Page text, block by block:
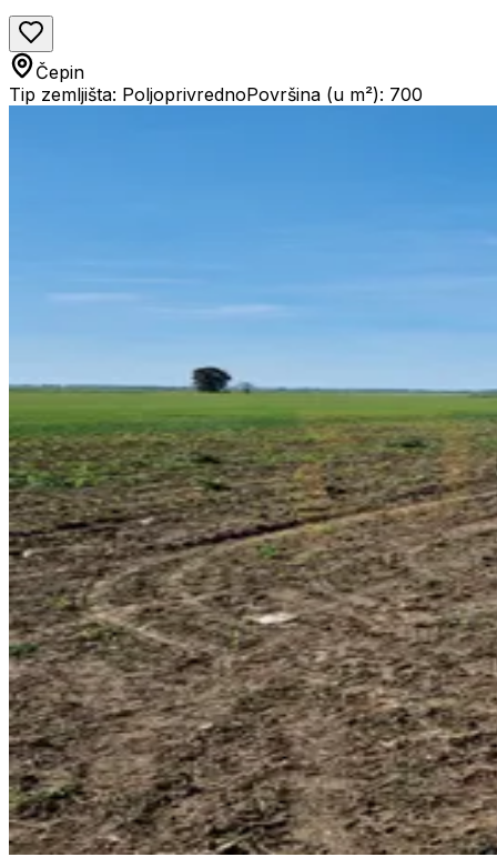
Čepin
Tip zemljišta: PoljoprivrednoPovršina (u m²): 700